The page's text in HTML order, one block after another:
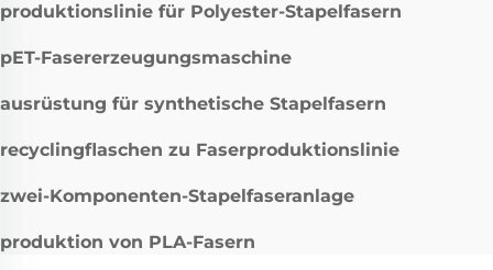
produktionslinie für Polyester-Stapelfasern
pET-Fasererzeugungsmaschine
ausrüstung für synthetische Stapelfasern
recyclingflaschen zu Faserproduktionslinie
zwei-Komponenten-Stapelfaseranlage
produktion von PLA-Fasern